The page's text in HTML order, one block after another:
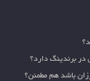
در برندینگ دارد؟
باشد هم مطمئن؟